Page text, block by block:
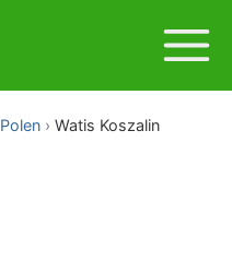
Polen Watis Koszalin